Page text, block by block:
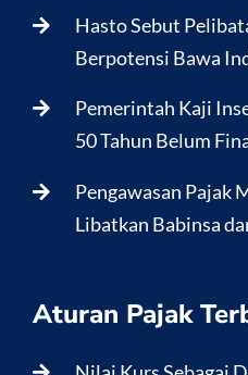
Hasto Sebut
Berpotensi Bawa
Pemerintah Kaji
50 Tahun Belum
Pengawasan Pajak
Libatkan Babinsa
Aturan Pajak